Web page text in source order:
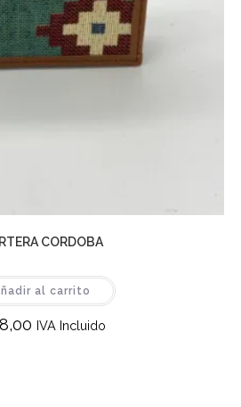
CORDOBA
al carrito
IVA Incluido